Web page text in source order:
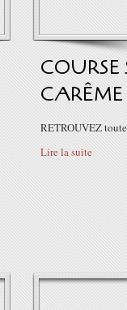
COURSE
CARÊME
RETROUVEZ
Lire la suite